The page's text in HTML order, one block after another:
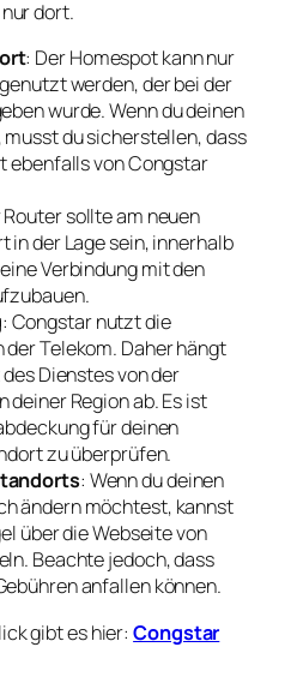
dort.
: Der Homespot kann nur
werden, der bei der
wurde. Wenn du deinen
du sicherstellen, dass
ebenfalls von Congstar
Router sollte am neuen
in der Lage sein, innerhalb
Verbindung mit den
: Congstar nutzt die
Telekom. Daher hängt
Dienstes von der
deiner Region ab. Es ist
für deinen
zu überprüfen.
: Wenn du deinen
ändern möchtest, kannst
über die Webseite von
Beachte jedoch, dass
anfallen können.
gibt es hier:Congstar